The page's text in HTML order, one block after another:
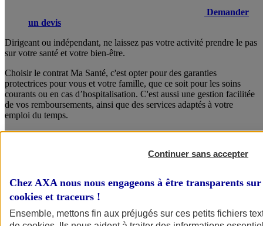
Demander
un devis
Dirigeant ou indépendant, ne laissez pas votre activité prendre le pas
sur votre santé et votre bien-être.
Choisir le contrat Ma Santé, c'est opter pour des garanties
protectrices pour vous et votre famille, que ce soit pour les soins
courants ou en cas d’hospitalisation. C'est aussi une gestion facilitée
de vos remboursements, ainsi que des services adaptés à votre
emploi du temps.
Composez dès maintenant votre formule sur mesure !
Consulter les documents d’informationsContinuer sans accepter
Chez AXA nous nous engageons à être transparents
cookies et traceurs !
Ensemble, mettons fin aux préjugés sur ces petits fichiers